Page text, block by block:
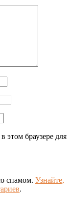
этом браузере для
спамом. Узнайте,
.